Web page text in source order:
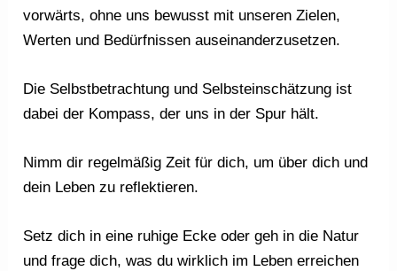
vorwärts, ohne uns bewusst mit unseren Zielen,
Werten und Bedürfnissen auseinanderzusetzen.
Die Selbstbetrachtung und Selbsteinschätzung ist
dabei der Kompass, der uns in der Spur hält.
Nimm dir regelmäßig Zeit für dich, um über dich und
dein Leben zu reflektieren.
Setz dich in eine ruhige Ecke oder geh in die Natur
und frage dich, was du wirklich im Leben erreichen